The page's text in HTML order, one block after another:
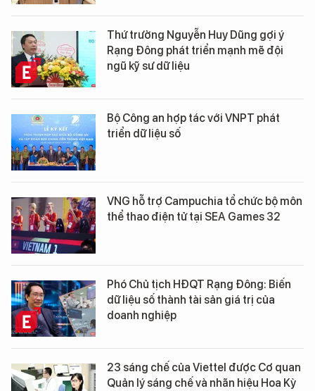
Thứ trưởng Nguyễn Huy Dũng gợi ý
Rạng Đông phát triển mạnh mẽ đội
ngũ kỹ sư dữ liệu
Bộ Công an hợp tác với VNPT phát
triển dữ liệu số
VNG hỗ trợ Campuchia tổ chức bộ môn
thể thao điện tử tại SEA Games 32
Phó Chủ tịch HĐQT Rạng Đông: Biến
dữ liệu số thành tài sản giá trị của
doanh nghiệp
23 sáng chế của Viettel được Cơ quan
Quản lý sáng chế và nhãn hiệu Hoa Kỳ